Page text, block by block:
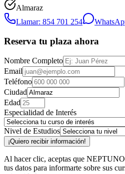
Almaraz
Llamar: 854 701 254
Reserva tu plaza ahora
Nombre Completo
Email
Teléfono
Ciudad
Edad
Especialidad de Interés
Nivel de Estudios
¡Quiero recibir información!
Al hacer clic, aceptas que
tus datos para informarte sobre sus